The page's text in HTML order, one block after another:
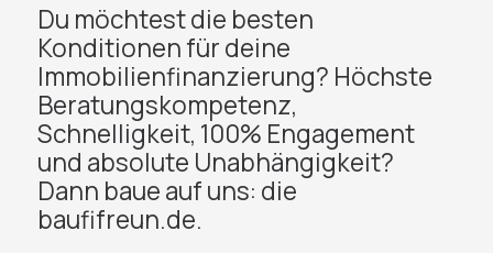
Du möchtest die besten
Konditionen für deine
Immobilienfinanzierung? Höchste
Beratungskompetenz,
Schnelligkeit, 100% Engagement
und absolute Unabhängigkeit?
Dann baue auf uns: die
baufifreun.de.